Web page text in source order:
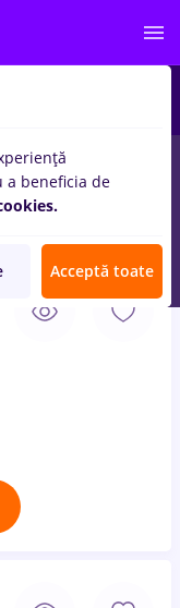
Cluj-
a beneficia de
Acceptă toate